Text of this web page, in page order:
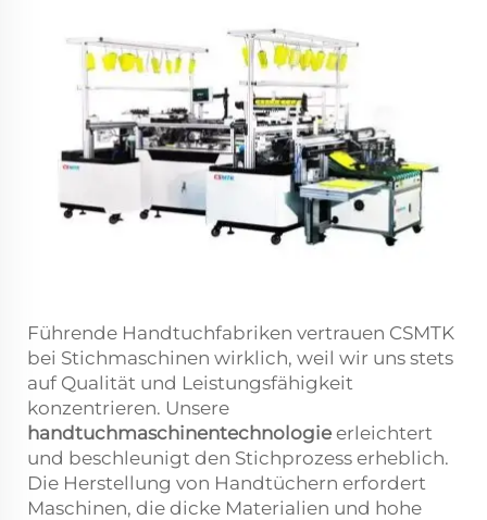
Führende Handtuchfabriken vertrauen CSMTK
bei Stichmaschinen wirklich, weil wir uns stets
auf Qualität und Leistungsfähigkeit
konzentrieren. Unsere
handtuchmaschinentechnologie erleichtert
und beschleunigt den Stichprozess erheblich.
Die Herstellung von Handtüchern erfordert
Maschinen, die dicke Materialien und hohe